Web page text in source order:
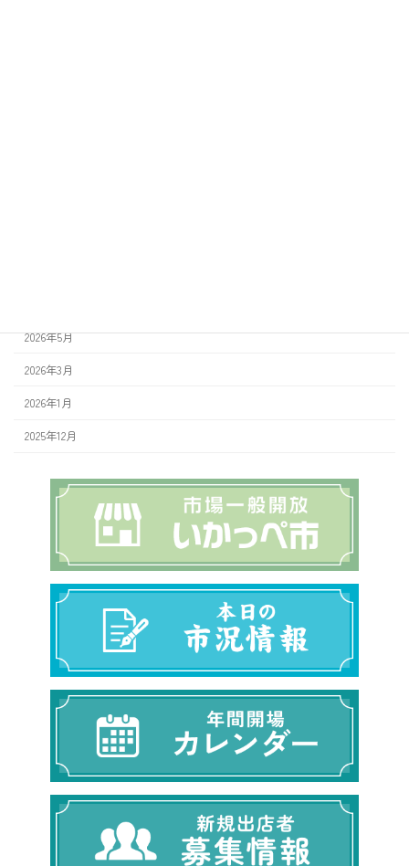
2026年5月
2026年3月
2026年1月
2025年12月